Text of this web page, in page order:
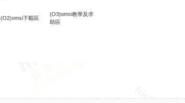
(O2)omsi下載區
(O3)omsi教學及求
助區